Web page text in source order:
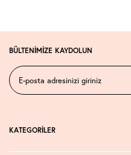
BÜLTENİMİZE KAYDOLUN
KATEGORİLER